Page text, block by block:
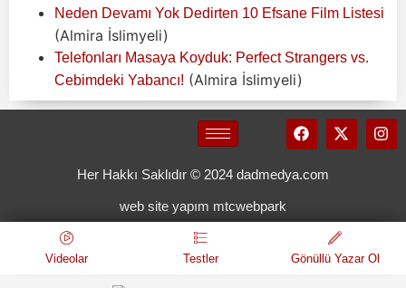
Neden Devamı Yok Dedirten 10 Efsane Film Listesi
(Almira İslimyeli)
Telefonları Masaya Koyduk: Perfect Strangers vs.
Cebimdeki Yabancı! (Almira İslimyeli)
Her Hakkı Saklıdır © 2024 dadmedya.com
web site yapım mtcwebpark
Videolar Testler Gönüllü Yazar Ol